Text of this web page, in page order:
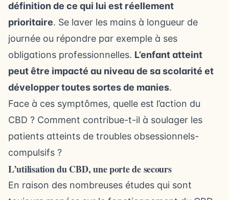
définition de ce qui lui est réellement
prioritaire. Se laver les mains à longueur de
journée ou répondre par exemple à ses
obligations professionnelles. L’enfant atteint
peut être impacté au niveau de sa scolarité et
développer toutes sortes de manies.
Face à ces symptômes, quelle est l’action du
CBD ? Comment contribue-t-il à soulager les
patients atteints de troubles obsessionnels-
compulsifs ?
L’utilisation du CBD, une porte de secours
En raison des nombreuses études qui sont